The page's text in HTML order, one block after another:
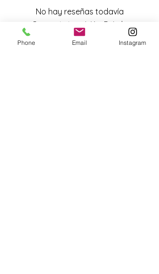
No hay reseñas todavía
Comparte tu opinión. Deja la
primera reseña.
Phone Email Instagram